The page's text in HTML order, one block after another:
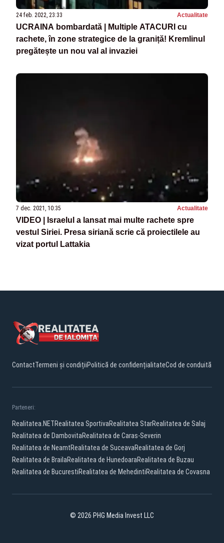
24 feb. 2022, 23:33 Actualitate
UCRAINA bombardată | Multiple ATACURI cu
rachete, în zone strategice de la graniță! Kremlinul
pregătește un nou val al invaziei
7 dec. 2021, 10:35 Actualitate
VIDEO | Israelul a lansat mai multe rachete spre
vestul Siriei. Presa siriană scrie că proiectilele au
vizat portul Lattakia
ContactTermeni și condițiiPolitică de confidențialitateCod de conduită
Parteneri:
Realitatea.NETRealitatea SportivaRealitatea StarRealitatea de Salaj
Realitatea de DambovitaRealitatea de Caras-Severin
Realitatea de NeamtRealitatea de SuceavaRealitatea de Gorj
Realitatea de BrailaRealitatea de HunedoaraRealitatea de Buzau
Realitatea de BucurestiRealitatea de MehedintiRealitatea de Covasna
© 2026 PHG Media Invest LLC